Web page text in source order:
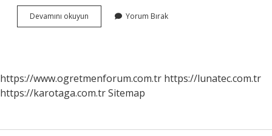
Devamını okuyun
Mantolu
Yorum Bırak
https://www.ogretmenforum.com.tr https://lunatec.com.tr
https://karotaga.com.trSitemap